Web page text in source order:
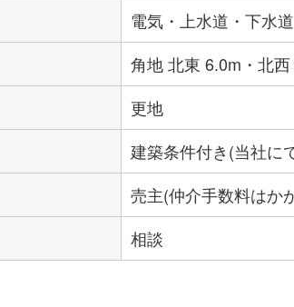
電気・上水道・下水
角地 北東 6.0m・北
更地
建築条件付き(当社に
売主(仲介手数料はか
相談